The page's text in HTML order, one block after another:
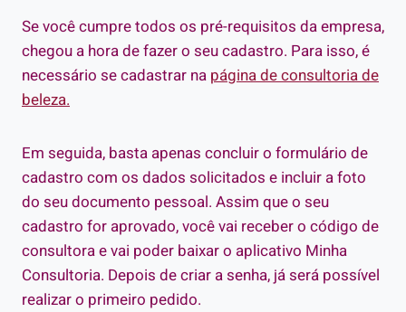
Se você cumpre todos os pré-requisitos da empresa,
chegou a hora de fazer o seu cadastro. Para isso, é
necessário se cadastrar na página de consultoria de
beleza.
Em seguida, basta apenas concluir o formulário de
cadastro com os dados solicitados e incluir a foto
do seu documento pessoal. Assim que o seu
cadastro for aprovado, você vai receber o código de
consultora e vai poder baixar o aplicativo Minha
Consultoria. Depois de criar a senha, já será possível
realizar o primeiro pedido.